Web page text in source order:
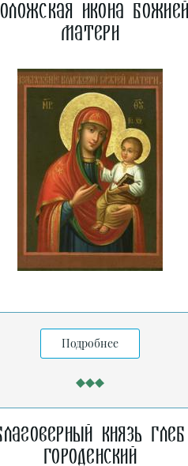
икона
Матери
Подробнее
князь Глеб
Городенский